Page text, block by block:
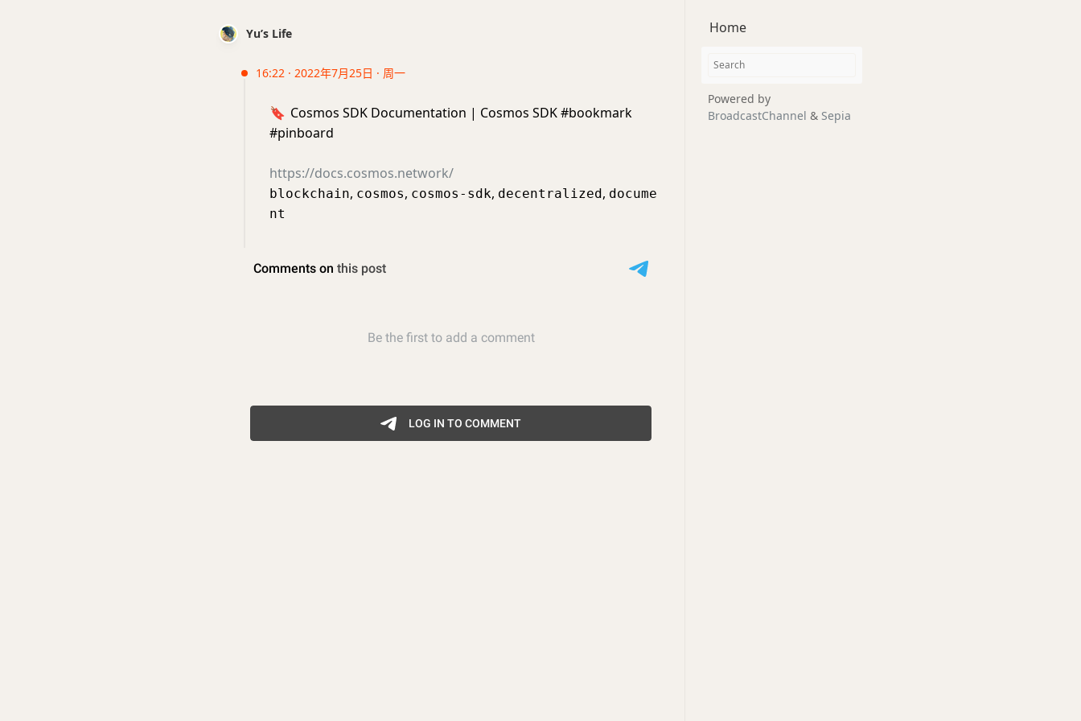
Yu’s Life
16:22 · 2022年7月25日 · 周一
🔖 Cosmos SDK Documentation | Cosmos SDK #bookmark
#pinboard
https://docs.cosmos.network/
blockchain, cosmos, cosmos-sdk, decentralized, docume
nt
Home
Powered by
BroadcastChannel & Sepia